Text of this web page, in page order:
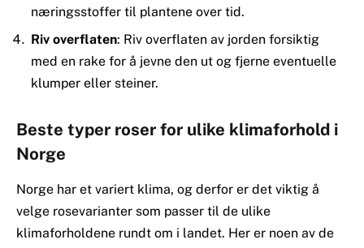
næringsstoffer til plantene over tid.
Riv overflaten: Riv overflaten av jorden forsiktig
med en rake for å jevne den ut og fjerne eventuelle
klumper eller steiner.
Beste typer roser for ulike klimaforhold i
Norge
Norge har et variert klima, og derfor er det viktig å
velge rosevarianter som passer til de ulike
klimaforholdene rundt om i landet. Her er noen av de